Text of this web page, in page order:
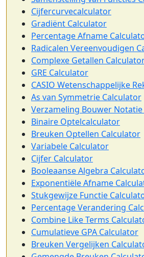
Cijfercurvecalculator
Gradiënt Calculator
Percentage Afname
Radicalen Vereenvoudigen
Complexe Getallen
GRE Calculator
CASIO Wetenschappelijke
As van Symmetrie Calculator
Verzameling Bouwer
Binaire Optelcalculator
Breuken Optellen Calculator
Variabele Calculator
Cijfer Calculator
Booleaanse Algebra
Exponentiële Afname
Stukgewijze Functie
Percentage Verandering
Combine Like Terms
Cumulatieve GPA Calculator
Breuken Vergelijken